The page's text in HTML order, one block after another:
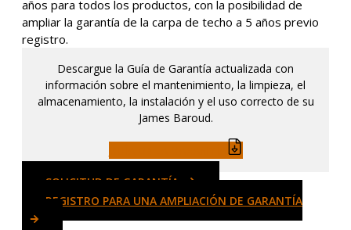
años para todos los productos, con la posibilidad de
ampliar la garantía de la carpa de techo a 5 años previo
registro.
Descargue la Guía de Garantía actualizada con
información sobre el mantenimiento, la limpieza, el
almacenamiento, la instalación y el uso correcto de su
James Baroud.
SOLICITUD DE GARANTÍA
REGISTRO PARA UNA AMPLIACIÓN DE GARANTÍA